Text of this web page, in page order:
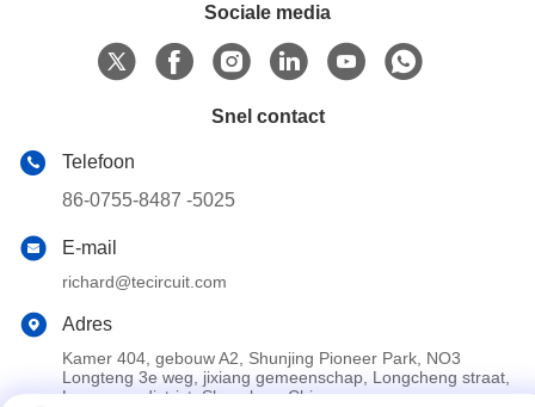
Sociale media
Snel contact
Telefoon
86-0755-8487 -5025
E-mail
richard@tecircuit.com
Adres
Kamer 404, gebouw A2, Shunjing Pioneer Park, NO3
Longteng 3e weg, jixiang gemeenschap, Longcheng straat,
Longgang district, Shenzhen, China